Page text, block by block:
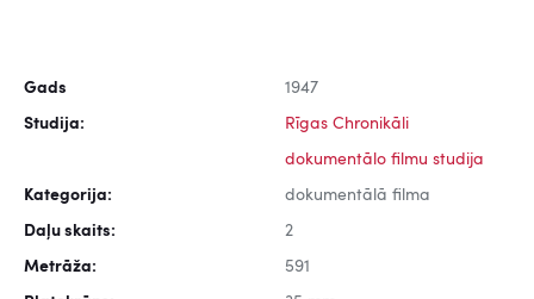
Gads 1947
Studija: Rīgas Chronikāli
dokumentālo filmu studija
Kategorija: dokumentālā filma
Daļu skaits: 2
Metrāža: 591